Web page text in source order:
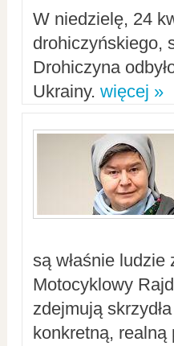
W niedzielę, 24
drohiczyńskiego,
Drohiczyna
Ukrainy. więcej »
są właśnie
Motocyklowy
zdejmują
konkretną, realną